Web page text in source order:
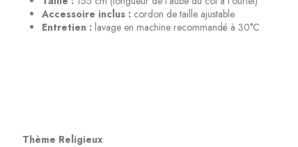
Accessoire inclus : cordon de taille ajustable
Entretien : lavage en machine recommandé à 30°C
Thème Religieux